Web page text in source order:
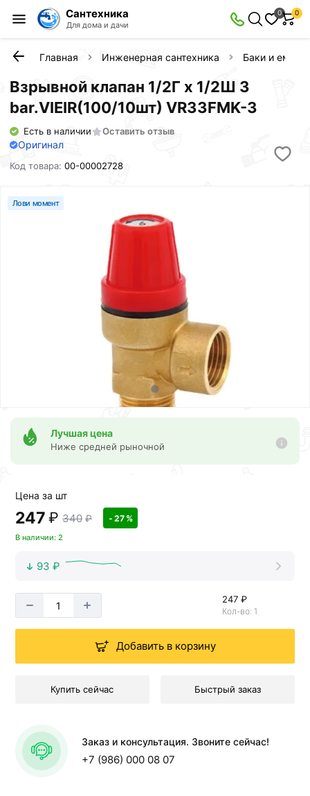
Сантехника
Для дома и дачи
0 0
Главная Инженерная сантехника Баки и
Взрывной клапан 1/2Г х 1/2Ш 3
bar.VIEIR(100/10шт) VR33FMK-3
Есть в наличии Оставить отзыв
Оригинал
Код товара:00-00002728
Лови момент
Лучшая цена
Ниже средней рыночной
Цена за шт
247 ₽ 340 ₽ - 27 %
В наличии: 2
93 ₽
247 ₽
Кол-во: 1
Добавить в корзину
Купить сейчас Быстрый заказ
Заказ и консультация. Звоните сейчас!
+7 (986) 000 08 07